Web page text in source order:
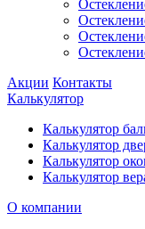
Акции Контакты
Калькулятор
Калькулятор
Калькулятор
Калькулятор
Калькулятор
О компании